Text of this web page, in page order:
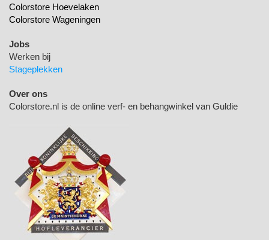
Colorstore Hoevelaken
Colorstore Wageningen
Jobs
Werken bij
Stageplekken
Over ons
Colorstore.nl is de online verf- en behangwinkel van Guldie